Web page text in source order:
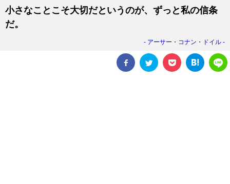
小さなことこそ大切だというのが、ずっと私の信条
だ。
アーサー・コナン・ドイル